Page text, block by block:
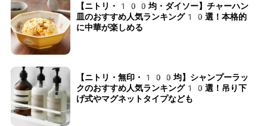
【ニトリ・100均・ダイソー】チャーハン
皿のおすすめ人気ランキング10選！本格的
に中華が楽しめる
【ニトリ・無印・100均】シャンプーラッ
クのおすすめ人気ランキング10選！吊り下
げ式やマグネットタイプなども